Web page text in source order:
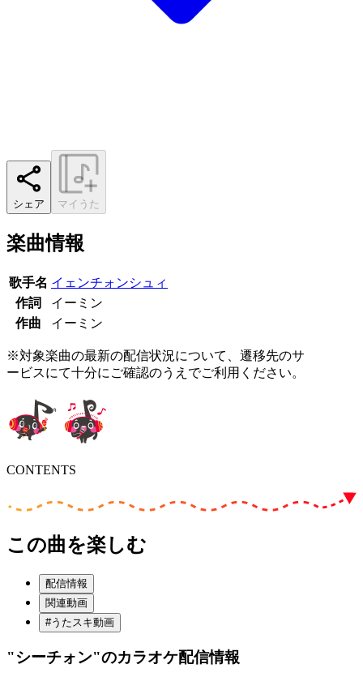
シェア マイうた
楽曲情報
歌手名 イェンチォンシュィ
作詞
イーミン
作曲
イーミン
※対象楽曲の最新の配信状況について、遷移先のサ
ービスにて十分にご確認のうえでご利用ください。
CONTENTS
この曲を楽しむ
配信情報
関連動画
#うたスキ動画
"シーチォン"のカラオケ配信情報